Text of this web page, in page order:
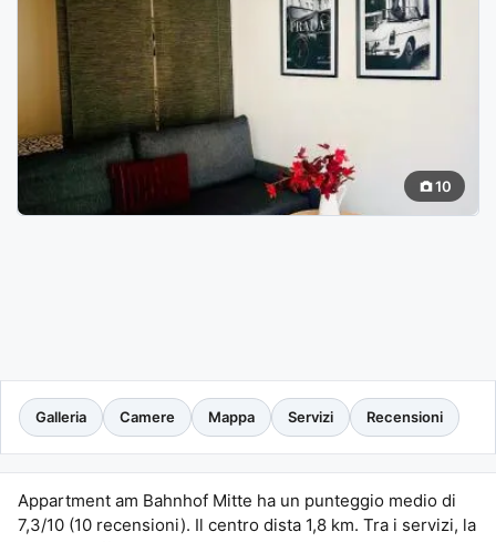
10
Galleria Camere Mappa Servizi Recensioni
Appartment am Bahnhof Mitte ha un punteggio medio di
7,3/10 (10 recensioni). Il centro dista 1,8 km. Tra i servizi, la